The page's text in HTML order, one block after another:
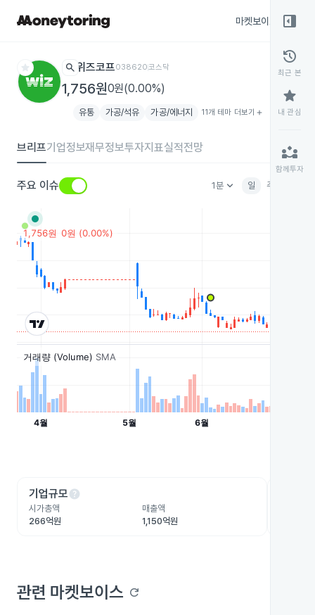
마켓보이스
star search 위즈코프038620코스닥
1,756원0원(0.00%)
유통 가공/석유 가공/에너지 11개 테마 더보기 add
브리프기업정보재무정보투자지표실적전망
주요 이슈 1분keyboard_arrow_down 일 주
기업규모help
시가총액
266억원
매출액
1,150억원
관련 마켓보이스 refresh
right_panel_open
history
최근 본
star
내 관심
partner_exchange
함께투자